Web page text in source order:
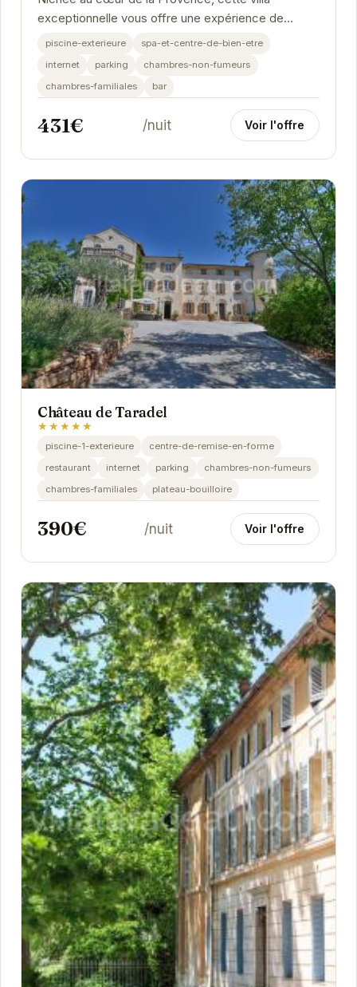
exceptionnelle vous offre une expérience de
détente absolue. Plongez dans la piscine
piscine-exterieure
spa-et-centre-de-bien-etre
internet
parking
chambres-non-fumeurs
chambres-familiales
bar
431€ /nuit Voir l'offre
Château de Taradel
★★★★★
piscine-1-exterieure
centre-de-remise-en-forme
restaurant
internet parking
chambres-non-fumeurs
chambres-familiales
plateau-bouilloire
390€ /nuit Voir l'offre